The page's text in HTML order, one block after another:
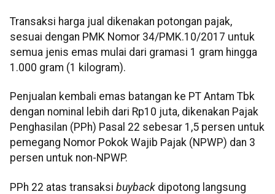
Transaksi harga jual dikenakan potongan pajak,
sesuai dengan PMK Nomor 34/PMK.10/2017 untuk
semua jenis emas mulai dari gramasi 1 gram hingga
1.000 gram (1 kilogram).
Penjualan kembali emas batangan ke PT Antam Tbk
dengan nominal lebih dari Rp10 juta, dikenakan Pajak
Penghasilan (PPh) Pasal 22 sebesar 1,5 persen untuk
pemegang Nomor Pokok Wajib Pajak (NPWP) dan 3
persen untuk non-NPWP.
PPh 22 atas transaksi buyback dipotong langsung